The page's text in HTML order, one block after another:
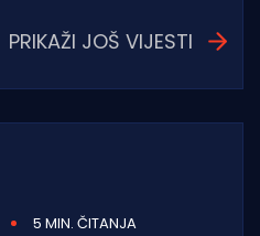
PRIKAŽI JOŠ VIJESTI
5 MIN. ČITANJA